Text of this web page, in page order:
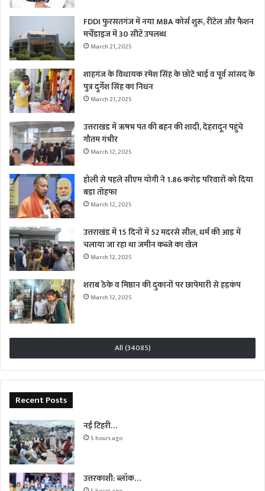
FDDI फुरसतगंज में नया MBA कोर्स शुरू, रीटेल और फैशन
मर्चेंडाइज में 30 सीटें उपलब्ध
March 21, 2025
शाहगंज के विधायक रमेश सिंह के छोटे भाई व पूर्व सांसद के
पुत्र दुर्गेश सिंह का निधन
March 21, 2025
उत्तराखंड में ऋषभ पंत की बहन की शादी, देहरादून पहुंचे
गौतम गंभीर
March 12, 2025
होली से पहले सीएम योगी ने 1.86 करोड़ परिवारों को दिया
बड़ा तोहफा
March 12, 2025
उत्तराखंड में 15 दिनों में 52 मदरसे सील, धर्म की आड़ में
चलाया जा रहा था जमीन कब्जे का खेल
March 12, 2025
शराब ठेके व मिष्ठान की दुकानों पर छापेमारी से हड़कंप
March 12, 2025
All (34085)
Recent Posts
नई टिहरी…
5 hours ago
उत्तरकाशी: ब्लॉक…